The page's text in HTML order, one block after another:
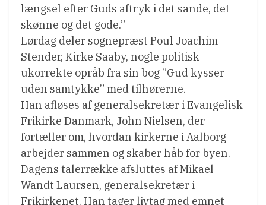
længsel efter Guds aftryk i det sande, det
skønne og det gode.”
Lørdag deler sognepræst Poul Joachim
Stender, Kirke Saaby, nogle politisk
ukorrekte opråb fra sin bog ”Gud kysser
uden samtykke” med tilhørerne.
Han afløses af generalsekretær i Evangelisk
Frikirke Danmark, John Nielsen, der
fortæller om, hvordan kirkerne i Aalborg
arbejder sammen og skaber håb for byen.
Dagens talerrække afsluttes af Mikael
Wandt Laursen, generalsekretær i
Frikirkenet. Han tager livtag med emnet